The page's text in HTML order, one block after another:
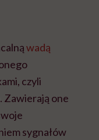
wadą
czyli
Zawierają one
sygnałów